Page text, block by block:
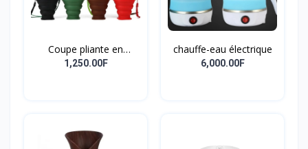
Coupe pliante en
silicone
1,250.00F
chauffe-eau électrique
6,000.00F